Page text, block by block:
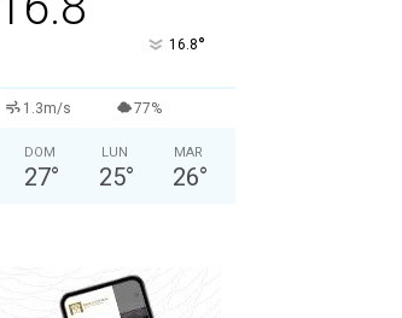
16.8°
1.3m/s 77%
DOM
27°
LUN
25°
MAR
26°